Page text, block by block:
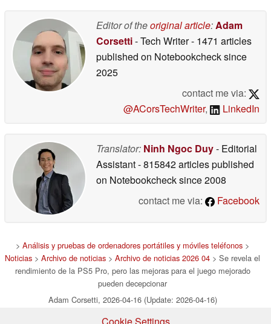
Editor of theoriginal article:Adam
Corsetti- Tech Writer- 1471 articles
published on Notebookchecksince
2025
contact me via:
@ACorsTechWriter, LinkedIn
Translator: Ninh Ngoc Duy- Editorial
Assistant- 815842 articles published
on Notebookchecksince 2008
contact me via:
Facebook
> Análisis y pruebas de ordenadores portátiles y móviles teléfonos >
Noticias > Archivo de noticias > Archivo de noticias 2026 04 > Se revela el
rendimiento de la PS5 Pro, pero las mejoras para el juego mejorado
pueden decepcionar
Adam Corsetti, 2026-04-16 (Update: 2026-04-16)